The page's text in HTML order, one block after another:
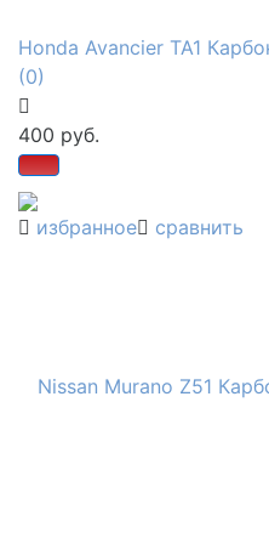
избранное сравнить
Honda Avancier ТА1
(0)
400 руб.